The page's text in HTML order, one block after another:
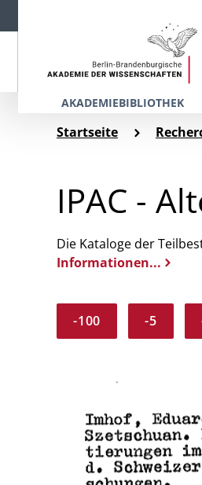
AKADEMIEBIBLIOTHEK
Startseite
IPAC -
Die Kataloge der
Informationen...
-100 -5